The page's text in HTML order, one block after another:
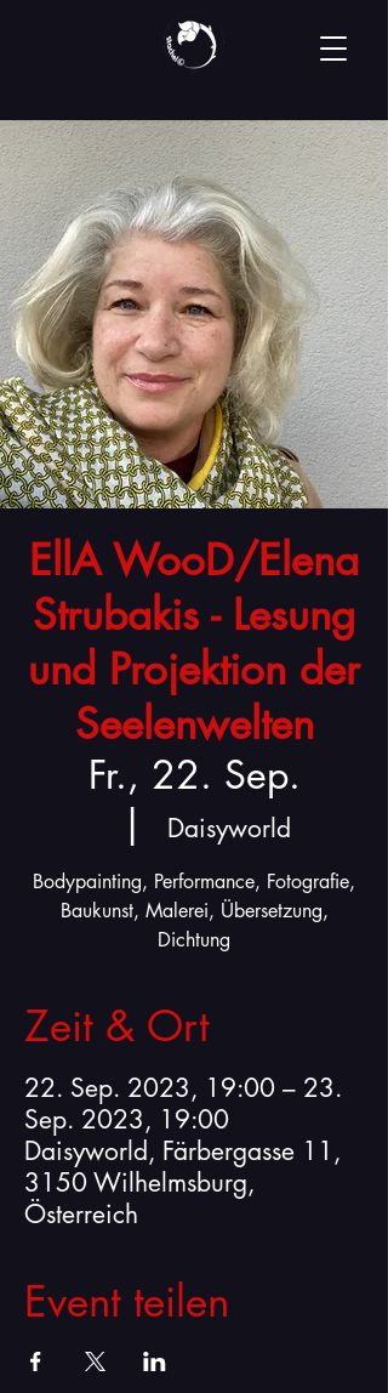
EllA WooD/Elena
Strubakis - Lesung
und Projektion der
Seelenwelten
Fr., 22. Sep.
  |
Daisyworld
Bodypainting, Performance, Fotografie,
Baukunst, Malerei, Übersetzung,
Dichtung
Zeit & Ort
22. Sep. 2023, 19:00 – 23.
Sep. 2023, 19:00
Daisyworld, Färbergasse 11,
3150 Wilhelmsburg,
Österreich
Event teilen